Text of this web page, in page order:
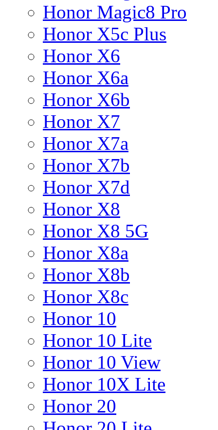
Honor Magic8 Pro
Honor X5c Plus
Honor X6
Honor X6a
Honor X6b
Honor X7
Honor X7a
Honor X7b
Honor X7d
Honor X8
Honor X8 5G
Honor X8a
Honor X8b
Honor X8c
Honor 10
Honor 10 Lite
Honor 10 View
Honor 10X Lite
Honor 20